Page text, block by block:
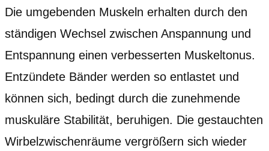
Die umgebenden Muskeln erhalten durch den
ständigen Wechsel zwischen Anspannung und
Entspannung einen verbesserten Muskeltonus.
Entzündete Bänder werden so entlastet und
können sich, bedingt durch die zunehmende
muskuläre Stabilität, beruhigen. Die gestauchten
Wirbelzwischenräume vergrößern sich wieder